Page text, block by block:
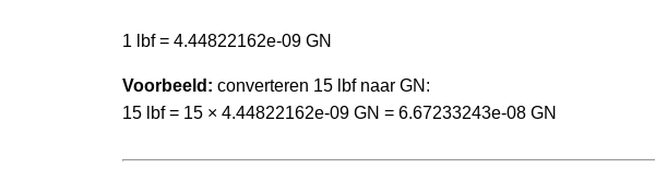
1 lbf = 4.44822162e-09 GN
Voorbeeld: converteren 15 lbf naar GN:
15 lbf = 15 × 4.44822162e-09 GN = 6.67233243e-08 GN